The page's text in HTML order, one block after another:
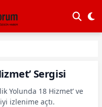
Sergisi
Yolunda 18 Hizmet’ ve
izlenime açtı.